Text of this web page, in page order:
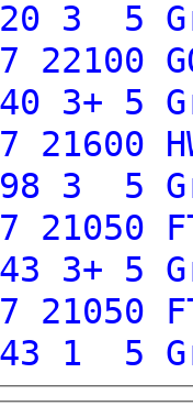
3 5
22100
3+ 5
21600
3 5
21050
3+ 5
21050
1 5